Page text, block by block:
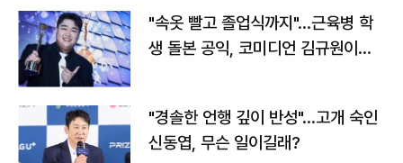
"속옷 빨고 졸업식까지"…근육병 학
생 돌본 공익, 코미디언 김규원이었
"경솔한 언행 깊이 반성"…고개 숙인
신동엽, 무슨 일이길래?